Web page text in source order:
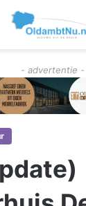
- advertentie -